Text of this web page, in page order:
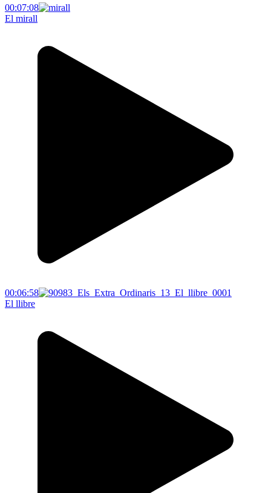
00:07:08
El mirall
00:06:58
El llibre